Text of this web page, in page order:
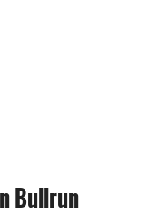
Bullrun